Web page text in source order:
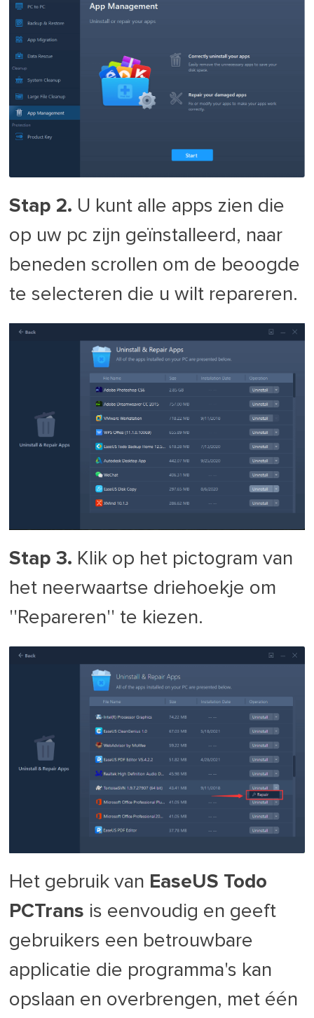
Stap 2. U kunt alle apps zien die
op uw pc zijn geïnstalleerd, naar
beneden scrollen om de beoogde
te selecteren die u wilt repareren.
Stap 3. Klik op het pictogram van
het neerwaartse driehoekje om
''Repareren'' te kiezen.
Het gebruik van EaseUS Todo
PCTrans is eenvoudig en geeft
gebruikers een betrouwbare
applicatie die programma's kan
opslaan en overbrengen, met één